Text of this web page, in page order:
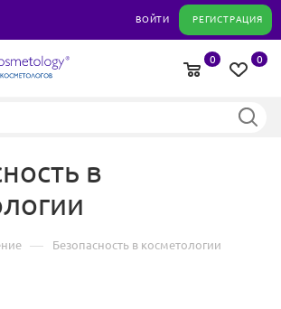
ВОЙТИ РЕГИСТРАЦИЯ
0
0
в
— Безопасность в косметологии